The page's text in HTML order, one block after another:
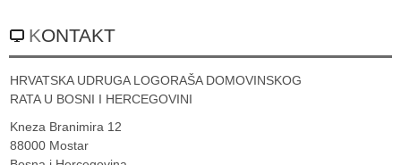
KONTAKT
HRVATSKA UDRUGA LOGORAŠA DOMOVINSKOG
RATA U BOSNI I HERCEGOVINI
Kneza Branimira 12
88000 Mostar